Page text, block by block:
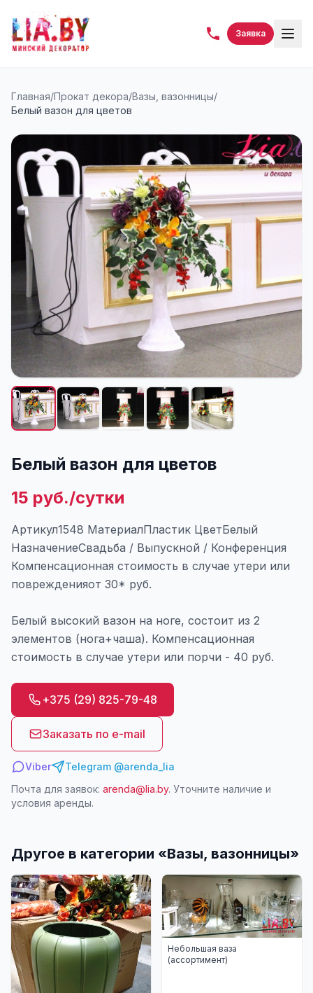
Заявка
Главная/Прокат декора/Вазы, вазонницы/
Белый вазон для цветов
Белый вазон для цветов
15 руб./сутки
Артикул1548 МатериалПластик ЦветБелый
НазначениеСвадьба / Выпускной / Конференция
Компенсационная стоимость в случае утери или
поврежденияот 30* руб.
Белый высокий вазон на ноге, состоит из 2
элементов (нога+чаша). Компенсационная
стоимость в случае утери или порчи - 40 руб.
+375 (29) 825-79-48
Заказать по e-mail
Viber
Telegram @arenda_lia
Почта для заявок: arenda@lia.by. Уточните наличие и
условия аренды.
Другое в категории «Вазы, вазонницы»
Небольшая ваза
(ассортимент)